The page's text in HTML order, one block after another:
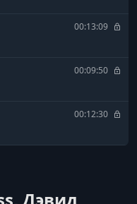
00:13:09
00:09:50
00:12:30
00:14:39
Дэвид